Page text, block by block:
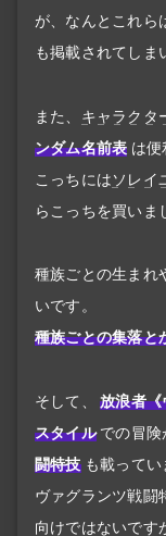
が、なんとこれら
も掲載されてしま
また、 キャラクタ
ンダム名前表 は便
こっちにはソレイ
らこっちを買いま
種族ごとの生まれ
いです。
種族ごとの集落と
そして、 放浪者《
スタイル での冒険
闘特技 も載ってい
ヴァグランツ戦闘
向けではないです